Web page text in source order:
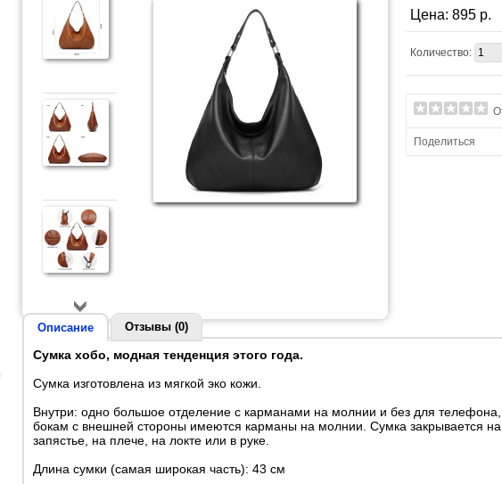
Цена: 895 p.
Количество:
Поделиться
Описание Отзывы (0)
Сумка хобо, модная тенденция этого года.
Сумка изготовлена из мягкой эко кожи.
Внутри: одно большое отделение с карманами на молнии и без для
бокам с внешней стороны имеются карманы на молнии. Сумка закрывается
запястье, на плече, на локте или в руке.
Длина сумки (самая широкая часть): 43 см